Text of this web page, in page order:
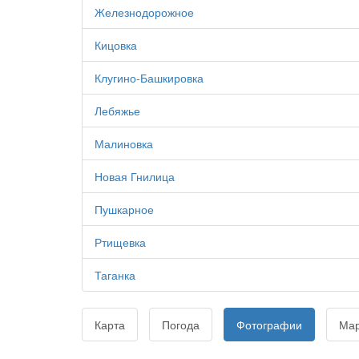
Железнодорожное
Кицовка
Клугино-Башкировка
Лебяжье
Малиновка
Новая Гнилица
Пушкарное
Ртищевка
Таганка
Карта Погода Фотографии